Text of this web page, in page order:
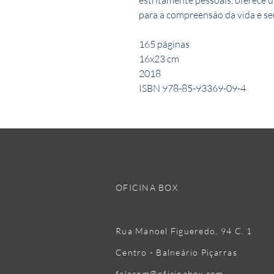
para a compreensão da vida e
165 páginas
16x23 cm
2018
ISBN 978-85-93369-09-4
OFICINA BOX
Rua Manoel Figueredo, 94 C. 1
Centro - Balneário Piçarras